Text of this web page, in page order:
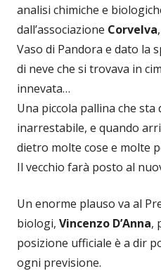
analisi chimiche e
dall’associazione Corvelva
Vaso di Pandora e dato la
di neve che si trovava in
innevata…
Una piccola pallina che
inarrestabile, e quando
dietro molte cose e molte
Il vecchio farà posto al
Un enorme plauso va al
biologi, Vincenzo D’Anna,
posizione ufficiale è a dir
ogni previsione.